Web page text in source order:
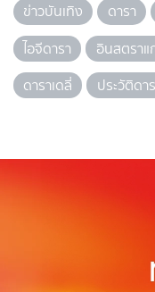
ข่าวบันเทิง ดารา
ไอจีดารา
อินสตราแ
ดาราเดลี่
ประวัติดา